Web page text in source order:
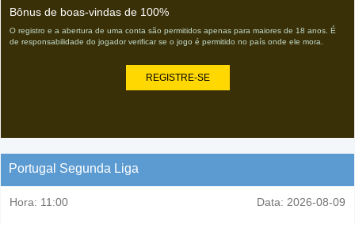
Bônus de boas-vindas de 100%
O registro e a abertura de uma conta são permitidos apenas para maiores de 18 anos. É
de responsabilidade do jogador verificar se o jogo é permitido no país onde ele mora.
REGISTRE-SE
Portugal Segunda Liga
Hora: 11:00 Data: 2026-08-09